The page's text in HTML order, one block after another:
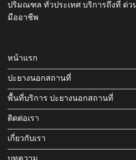
ปริมณฑล ทั่วประเทศ บริการถึงที่ ด่ว
มืออาชีพ
หน้าแรก
ปะยางนอกสถานที่
พื้นที่บริการ ปะยางนอกสถานที่
ติดต่อเรา
เกี่ยวกับเรา
บทความ